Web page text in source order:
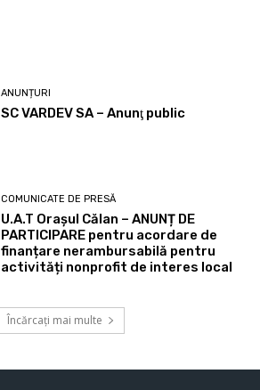
ANUNȚURI
SC VARDEV SA – Anunţ public
COMUNICATE DE PRESĂ
U.A.T Orașul Călan – ANUNȚ DE
PARTICIPARE pentru acordare de
finanțare nerambursabilă pentru
activități nonprofit de interes local
Încărcați mai multe